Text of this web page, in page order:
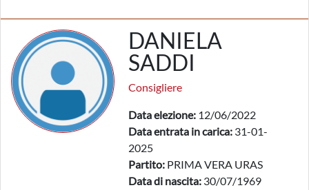
DANIELA
SADDI
Consigliere
Data elezione: 12/06/2022
Data entrata in carica: 31-01-
2025
Partito: PRIMA VERA URAS
Data di nascita: 30/07/1969